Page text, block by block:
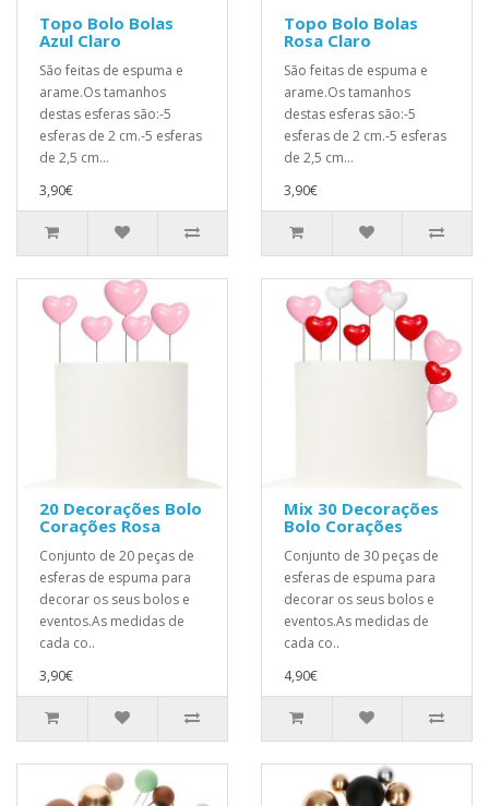
Topo Bolo Bolas
Azul Claro
São feitas de espuma e
arame.Os tamanhos
destas esferas são:-5
esferas de 2 cm.-5 esferas
de 2,5 cm...
3,90€
Topo Bolo Bolas
Rosa Claro
São feitas de espuma e
arame.Os tamanhos
destas esferas são:-5
esferas de 2 cm.-5 esferas
de 2,5 cm...
3,90€
20 Decorações Bolo
Corações Rosa
Conjunto de 20 peças de
esferas de espuma para
decorar os seus bolos e
eventos.As medidas de
cada co..
3,90€
Mix 30 Decorações
Bolo Corações
Conjunto de 30 peças de
esferas de espuma para
decorar os seus bolos e
eventos.As medidas de
cada co..
4,90€